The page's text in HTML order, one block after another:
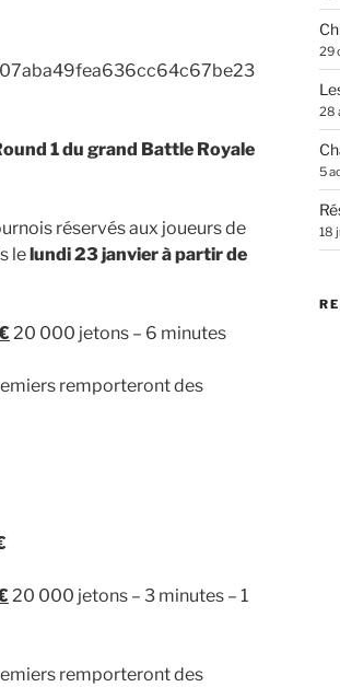
1 du grand Battle Royale
réservés aux joueurs de
le lundi 23 janvier à partir de
20 000 jetons – 6 minutes
remporteront des
20 000 jetons – 3 minutes – 1
remporteront des
29
28
5
18